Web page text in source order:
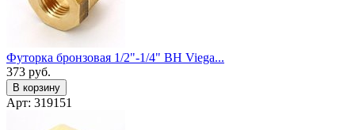
Футорка бронзовая 1/2"-1/4" ВН Viega...
373 руб.
В корзину
Арт: 319151